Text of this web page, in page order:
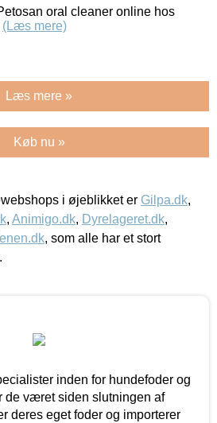
oral cleaner online hos
(Læs mere)
Læs mere »
Køb nu »
i øjeblikket er Gilpa.dk,
, Animigo.dk, Dyrelageret.dk,
, som alle har et stort
inden for hundefoder og
de været siden slutningen af
deres eget foder og importerer